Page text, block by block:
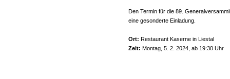
Den Termin für die 89.
eine gesonderte Einladung.
Ort: Restaurant Kaserne in Liestal
Zeit: Montag, 5. 2. 2024, ab 19:30 Uhr